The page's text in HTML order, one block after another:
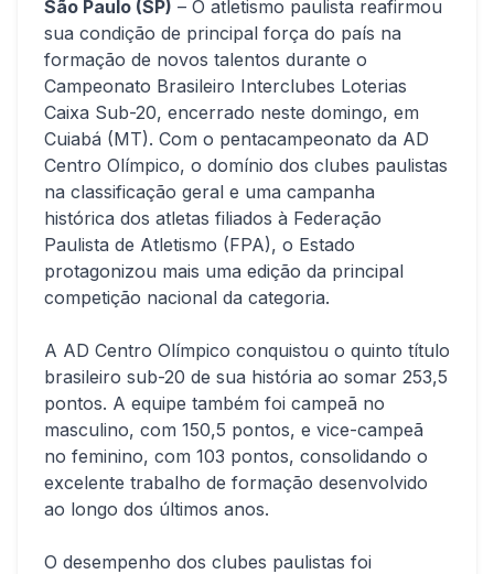
São Paulo (SP) – O atletismo paulista reafirmou
sua condição de principal força do país na
formação de novos talentos durante o
Campeonato Brasileiro Interclubes Loterias
Caixa Sub-20, encerrado neste domingo, em
Cuiabá (MT). Com o pentacampeonato da AD
Centro Olímpico, o domínio dos clubes paulistas
na classificação geral e uma campanha
histórica dos atletas filiados à Federação
Paulista de Atletismo (FPA), o Estado
protagonizou mais uma edição da principal
competição nacional da categoria.
A AD Centro Olímpico conquistou o quinto título
brasileiro sub-20 de sua história ao somar 253,5
pontos. A equipe também foi campeã no
masculino, com 150,5 pontos, e vice-campeã
no feminino, com 103 pontos, consolidando o
excelente trabalho de formação desenvolvido
ao longo dos últimos anos.
O desempenho dos clubes paulistas foi